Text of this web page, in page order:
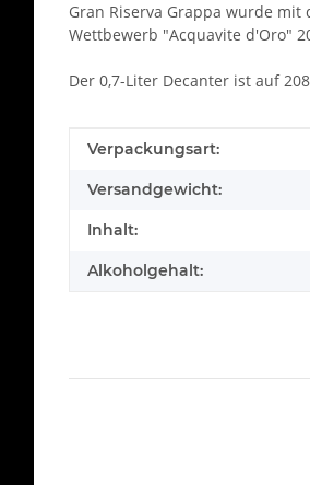
Gran Riserva Grappa wurde
Wettbewerb "Acquavite d'Oro"
Der 0,7-Liter Decanter ist auf
Produkteigenschaft
Wert
Verpackungsart:
Versandgewicht:
Inhalt:
Alkoholgehalt: